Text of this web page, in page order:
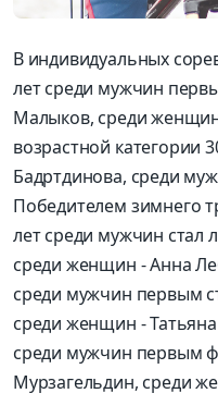
В индивидуальных
лет среди мужчин
Малыков, среди
возрастной категории
Бадртдинова, среди
Победителем зимнего
лет среди мужчин стал
среди женщин - Анна
среди мужчин первым
среди женщин -
среди мужчин первым
Мурзагельдин, среди